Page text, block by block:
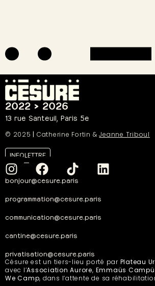
2022 > 2026
13 rue Santeuil, Paris 5e
© 2025 | Catherine Fortin &Jeanne Triboul
INFOLETTRE
bonjour@cesure.paris
programmation@cesure.paris
communication@cesure.paris
cantine@cesure.paris
privatisation@cesure.paris
Césure est un tiers-lieu porté par Plateau
avec l’Association Aurore, Emmaüs
We Camp, dans l’attente de sa réhabilitation